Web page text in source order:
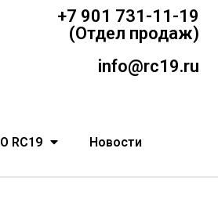
+7 901 731-11-19
(Отдел продаж)
info@rc19.ru
О RC19 Новости